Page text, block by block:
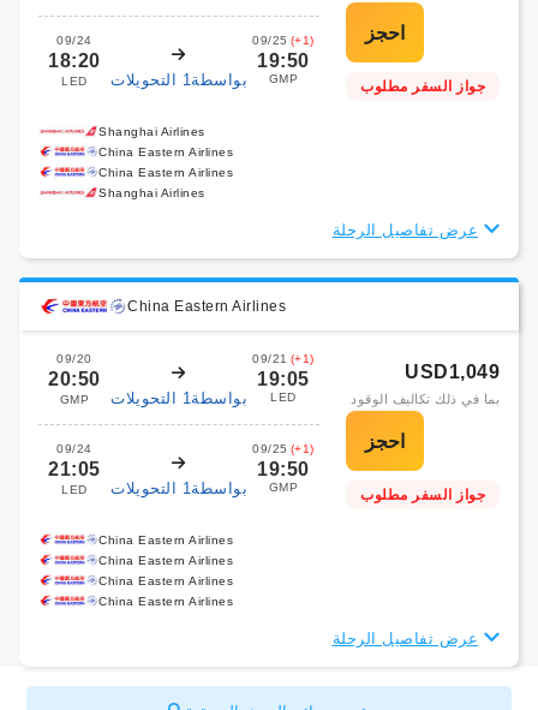
09/24
18:20
LED بواسطة1 التحويلات
09/25 (+1)
19:50
GMP جواز السفر مطلوب
Shanghai Airlines
China Eastern Airlines
China Eastern Airlines
Shanghai Airlines
عرض تفاصيل الرحلة
China Eastern Airlines
09/20
20:50
GMP بواسطة1 التحويلات
09/21 (+1)
19:05
LED
09/24
21:05
LED بواسطة1 التحويلات
09/25 (+1)
19:50
GMP
USD1,049
بما في ذلك تكاليف الوقود
جواز السفر مطلوب
China Eastern Airlines
China Eastern Airlines
China Eastern Airlines
China Eastern Airlines
عرض تفاصيل الرحلة